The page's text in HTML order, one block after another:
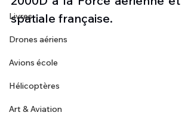
Livres
Drones aériens
Avions école
Hélicoptères
Art & Aviation
spatiale française.